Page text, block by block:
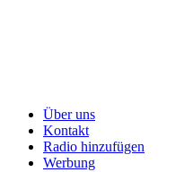
Über uns
Kontakt
Radio hinzufügen
Werbung